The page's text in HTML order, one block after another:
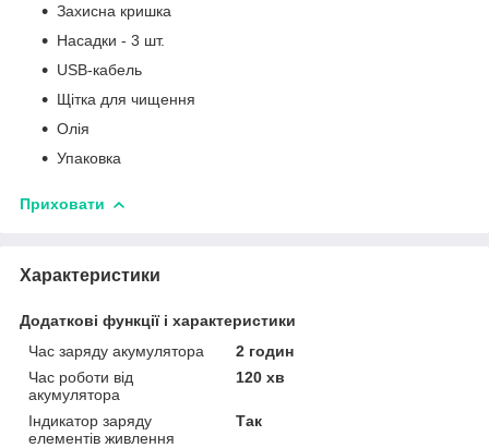
Захисна кришка
Насадки - 3 шт.
USB-кабель
Щітка для чищення
Олія
Упаковка
Приховати
Характеристики
Додаткові функції і характеристики
Час заряду акумулятора
2 годин
Час роботи від
акумулятора
120 хв
Індикатор заряду
елементів живлення
Так